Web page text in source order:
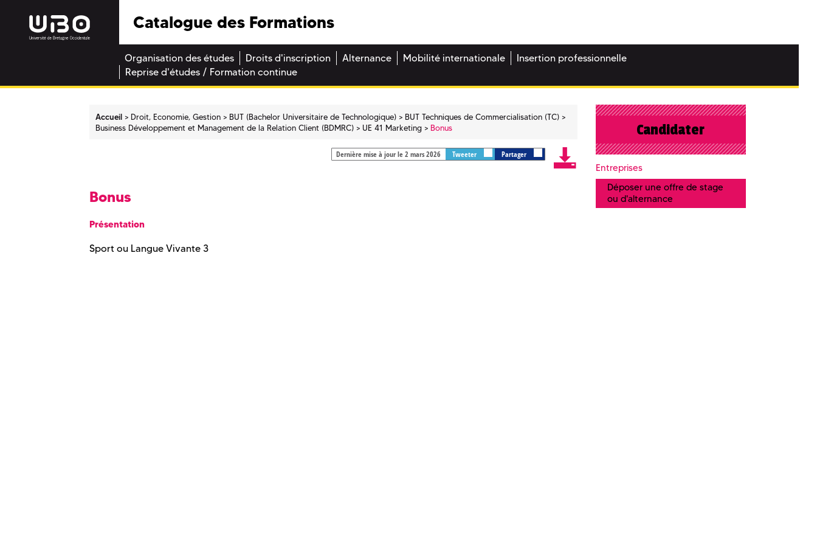
Catalogue des Formations
Organisation des études Droits d'inscription Alternance Mobilité internationale
Insertion professionnelle
Reprise d'études / Formation continue
Accueil Droit, Economie, Gestion BUT (Bachelor Universitaire de Technologique)
BUT Techniques de Commercialisation (TC)
Business Développement et Management de la Relation Client (BDMRC)
UE 41 Marketing Bonus
Dernière mise à jour le 2 mars 2026 Tweeter Partager
Bonus
Présentation
Sport ou Langue Vivante 3
Candidater
Entreprises
Déposer une offre de stage
ou d'alternance